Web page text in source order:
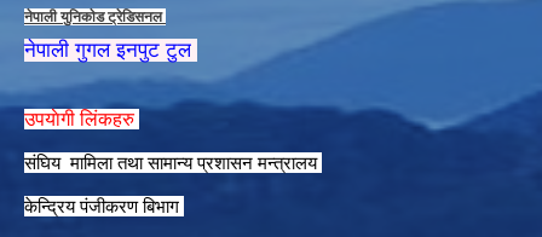
नेपाली युनिकाेड ट्रेडिसनल
नेपाली गुगल इनपुट टुल
उपयाेगी लिंकहरु
संघिय मामिला तथा सामान्य प्रशासन मन्त्रालय
केन्द्रिय पंजीकरण बिभाग